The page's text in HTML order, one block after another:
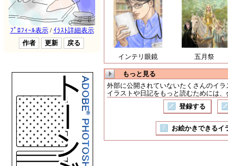
インテリ眼鏡 五月祭
もっと見る
外部に公開されていないたくさんのイ
イラストや日記をもっと読むためには
登録する
お絵かきできるイ